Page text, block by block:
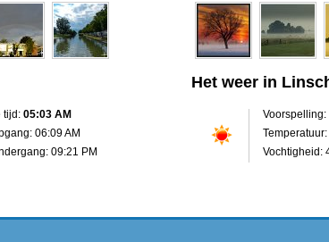
tijd: 05:03 AM
06:09 AM
09:21 PM
Het weer in
Voorspelling:
Temperatuur:
Vochtigheid: